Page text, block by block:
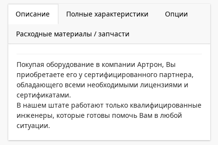
Описание Полные характеристики Опции
Расходные материалы / запчасти
Покупая оборудование в компании Артрон, Вы
приобретаете его у сертифицированного партнера,
обладающего всеми необходимыми лицензиями и
сертификатами.
В нашем штате работают только квалифицированные
инженеры, которые готовы помочь Вам в любой
ситуации.